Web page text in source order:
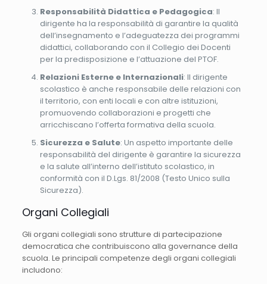
Responsabilità Didattica e Pedagogica: Il
dirigente ha la responsabilità di garantire la qualità
dell’insegnamento e l’adeguatezza dei programmi
didattici, collaborando con il Collegio dei Docenti
per la predisposizione e l’attuazione del PTOF.
Relazioni Esterne e Internazionali: Il dirigente
scolastico è anche responsabile delle relazioni con
il territorio, con enti locali e con altre istituzioni,
promuovendo collaborazioni e progetti che
arricchiscano l’offerta formativa della scuola.
Sicurezza e Salute: Un aspetto importante delle
responsabilità del dirigente è garantire la sicurezza
e la salute all’interno dell’istituto scolastico, in
conformità con il D.Lgs. 81/2008 (Testo Unico sulla
Sicurezza).
Organi Collegiali
Gli organi collegiali sono strutture di partecipazione
democratica che contribuiscono alla governance della
scuola. Le principali competenze degli organi collegiali
includono: